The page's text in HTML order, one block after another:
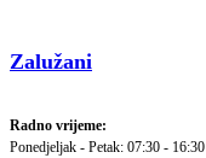
Zalužani
Radno vrijeme:
Ponedjeljak - Petak: 07:30 - 16:30